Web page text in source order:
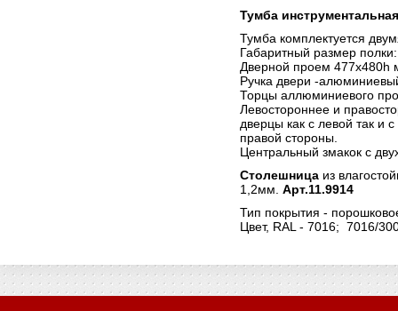
Тумба
Тумба комплектуется
Габаритный размер
Дверной проем 477х480h
Ручка двери -
Торцы аллюминиевого
Левостороннее и
дверцы как с левой так и
правой стороны.
Центральный змакок с
Столешница из
1,2мм. Арт.11.9914
Тип покрытия -
Цвет, RAL - 7016; 7016/